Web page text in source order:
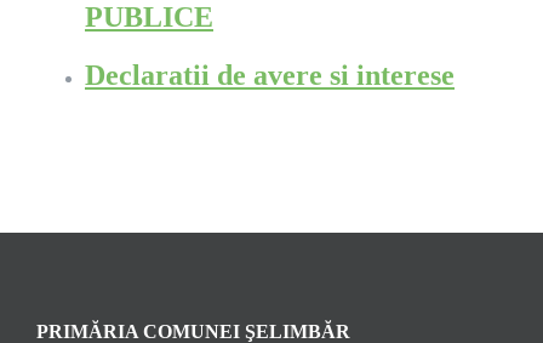
PUBLICE
Declaratii de avere si interese
PRIMĂRIA COMUNEI ŞELIMBĂR